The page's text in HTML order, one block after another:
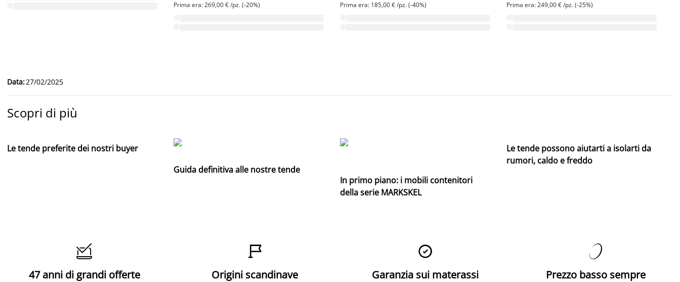
Prima era: 269,00 € /pz. (-20%)
Prima era: 185,00 € /pz. (-40%)
Prima era: 249,00 € /pz. (-25%)
Data:27/02/2025
Scopri di più
Le tende preferite dei nostri buyer
Guida definitiva alle nostre tende
In primo piano: i mobili contenitori
della serie MARKSKEL
Le tende possono aiutarti a isolarti da
rumori, caldo e freddo

47 anni di grandi offerte

Origini scandinave

Garanzia sui materassi

Prezzo basso sempre